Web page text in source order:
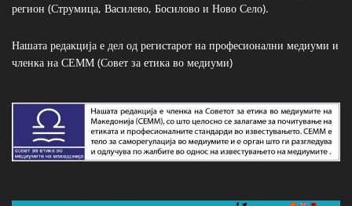
регион (Струмица, Василево, Босилово и Ново Село).
Нашата редакција е дел од регистарот на професионални медиуми и
членка на СЕММ (Совет за етика во медиуми)